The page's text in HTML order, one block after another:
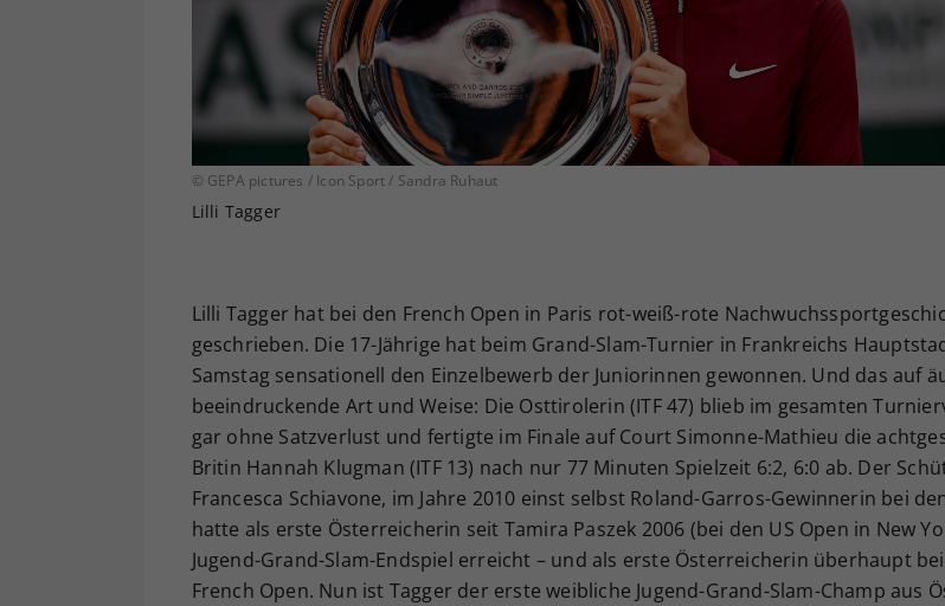
© GEPA pictures / Icon Sport / Sandra Ruhaut
Lilli Tagger
Lilli Tagger hat bei den French Open in Paris rot-weiß-rote
geschrieben. Die 17-Jährige hat beim Grand-Slam-Turnier in Frankreichs
Samstag sensationell den Einzelbewerb der Juniorinnen gewonnen. Und das auf
beeindruckende Art und Weise: Die Osttirolerin (ITF 47) blieb im gesamten
gar ohne Satzverlust und fertigte im Finale auf Court Simonne-Mathieu die
Britin Hannah Klugman (ITF 13) nach nur 77 Minuten Spielzeit 6:2, 6:0 ab. Der
Francesca Schiavone, im Jahre 2010 einst selbst Roland-Garros-Gewinnerin bei
hatte als erste Österreicherin seit Tamira Paszek 2006 (bei den US Open in New
Jugend-Grand-Slam-Endspiel erreicht – und als erste Österreicherin überhaupt
French Open. Nun ist Tagger der erste weibliche Jugend-Grand-Slam-Champ aus
Ihrer vorgenommen
Webseiten-Betreiber dies